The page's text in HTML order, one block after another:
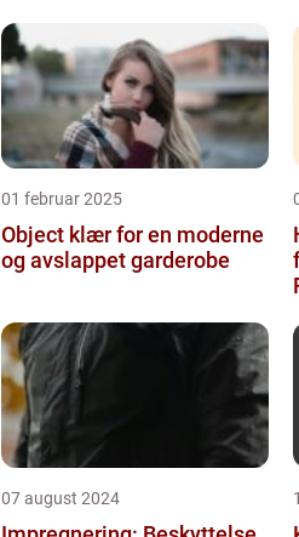
01 februar 2025
Object klær for en moderne
og avslappet garderobe
07 august 2024